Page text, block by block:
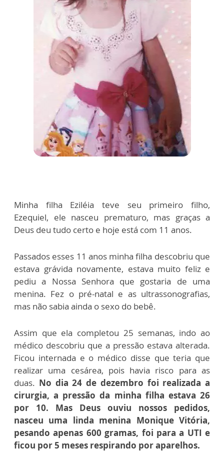
Minha filha Eziléia teve seu primeiro filho,
Ezequiel, ele nasceu prematuro, mas graças a
Deus deu tudo certo e hoje está com 11 anos.
Passados esses 11 anos minha filha descobriu que
estava grávida novamente, estava muito feliz e
pediu a Nossa Senhora que gostaria de uma
menina. Fez o pré-natal e as ultrassonografias,
mas não sabia ainda o sexo do bebê.
Assim que ela completou 25 semanas, indo ao
médico descobriu que a pressão estava alterada.
Ficou internada e o médico disse que teria que
realizar uma cesárea, pois havia risco para as
duas. No dia 24 de dezembro foi realizada a
cirurgia, a pressão da minha filha estava 26
por 10. Mas Deus ouviu nossos pedidos,
nasceu uma linda menina Monique Vitória,
pesando apenas 600 gramas, foi para a UTI e
ficou por 5 meses respirando por aparelhos.